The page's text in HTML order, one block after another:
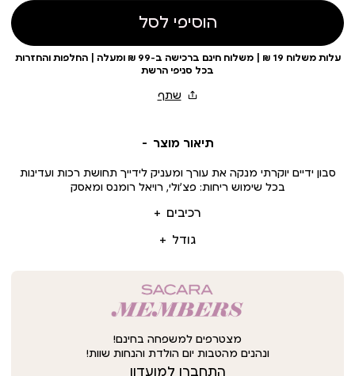
הוסיפי לסל
עלות משלוח 19 ₪ | משלוח חינם ברכישה ב-99 ₪ ומעלה | החלפות והחזרות
בכל סניפי הרשת
תיאור מוצר
רכיבים
גודל
סבון ידיים יוקרתי מנקה את עורך ומעניק לידייך תחושת רכות ועדינות
בכל שימוש ריחות: פצ’ולי, רויאל רומנס ומאסק
מצטרפים למשפחה בחינם!
ונהנים מהטבות יום הולדת והנחות שוות!
התחברו למועדון